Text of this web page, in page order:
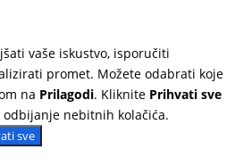
vaše iskustvo, isporučiti
promet. Možete odabrati koje
na Prilagodi. Kliknite Prihvati sve
odbijanje nebitnih kolačića.
sve